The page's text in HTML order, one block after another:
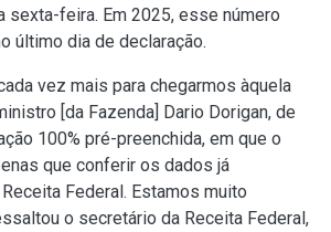
sexta-feira. Em 2025, esse número
último dia de declaração.
vez mais para chegarmos àquela
[da Fazenda] Dario Dorigan, de
100% pré-preenchida, em que o
que conferir os dados já
Federal. Estamos muito
o secretário da Receita Federal,